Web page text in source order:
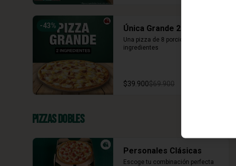
-43% Única Grande 2 ing
Una pizza de 8 porciones con dos
ingredientes
$39.900$69.900
Pizzas Dobles
Personales Clásicas
Escoge tu combinación perfecta